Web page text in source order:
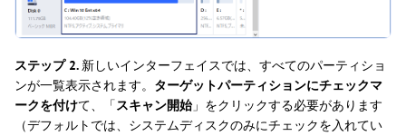
ステップ 2. 新しいインターフェイスでは、すべてのパーティショ
ンが一覧表示されます。 ターゲットパーティションにチェックマ
ークを付けて、「スキャン開始」をクリックする必要があります
（デフォルトでは、システムディスクのみにチェックを入れてい